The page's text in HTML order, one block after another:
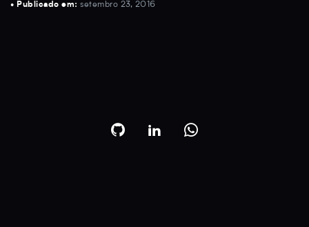
• Publicado em: setembro 23, 2016